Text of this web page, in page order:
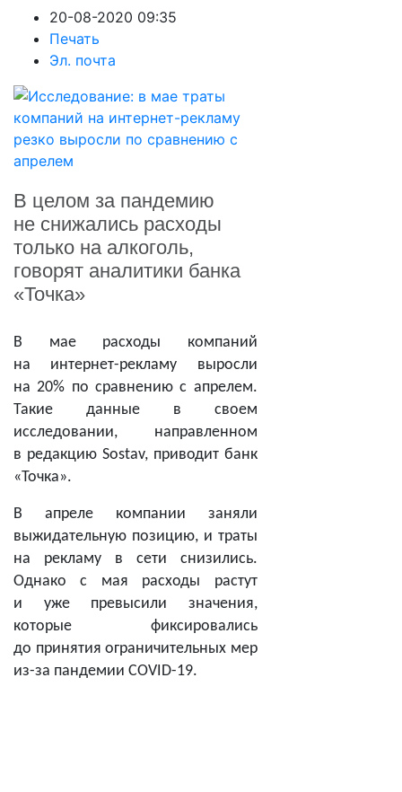
20-08-2020 09:35
Печать
Эл. почта
В целом за пандемию
не снижались расходы
только на алкоголь,
говорят аналитики банка
«Точка»
В мае расходы компаний
на интернет-рекламу выросли
на 20% по сравнению с апрелем.
Такие данные в своем
исследовании, направленном
в редакцию Sostav, приводит банк
«Точка».
В апреле компании заняли
выжидательную позицию, и траты
на рекламу в сети снизились.
Однако с мая расходы растут
и уже превысили значения,
которые фиксировались
до принятия ограничительных мер
из-за пандемии COVID-19.